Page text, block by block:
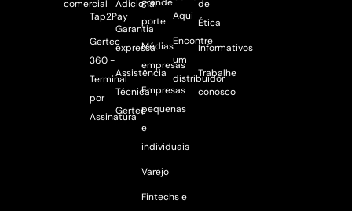
comercial
Tap2Pay
Gertec
360 -
Terminal
por
Assinatura
Adicional
Garantia
expressa
Assistência
Técnica
Gertec
porte
Médias
empresas
Empresas
pequenas
e
individuais
Varejo
Fintechs e
Aqui
Encontre
um
distribuidor
de
Ética
Informativos
Trabalhe
conosco